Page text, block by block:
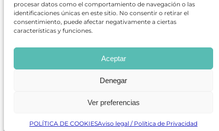
procesar datos como el comportamiento de navegación o las
identificaciones únicas en este sitio. No consentir o retirar el
consentimiento, puede afectar negativamente a ciertas
características y funciones.
Aceptar
Denegar
Ver preferencias
POLÍTICA DE COOKIESAviso legal / Política de Privacidad
BÚSQUEDA AVANZADA DE OBRAS
Revista GODOTes una revista independiente especializada
en información sobre artes escénicas de Madrid, gratuita y
que se distribuye en espacios escénicos, además de otros
puntos de interés turístico y de ocio de la capital.
Desarrollado por Precise Future